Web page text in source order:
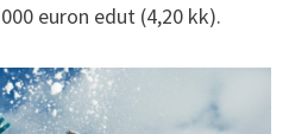
euron edut (4,20 kk).